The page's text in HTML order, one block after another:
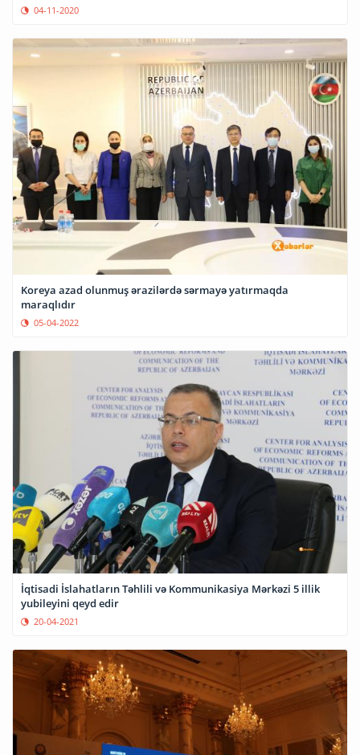
04-11-2020
Koreya azad olunmuş ərazilərdə sərmayə yatırmaqda
maraqlıdır
05-04-2022
İqtisadi İslahatların Təhlili və Kommunikasiya Mərkəzi 5 illik
yubileyini qeyd edir
20-04-2021